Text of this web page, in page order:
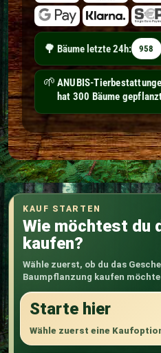
🌳 Bäume letzte 24h: 958
🌱 Bestattungen Fiederer
KAUF STARTEN
Wie möchtest du
kaufen?
Wähle zuerst, ob du das
Baumpflanzung kaufen
Starte hier
Wähle zuerst eine